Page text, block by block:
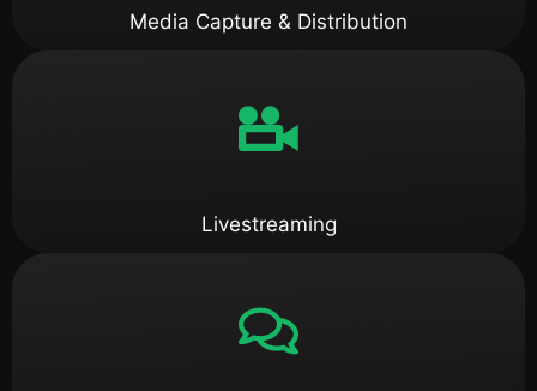
Media Capture & Distribution
Livestreaming